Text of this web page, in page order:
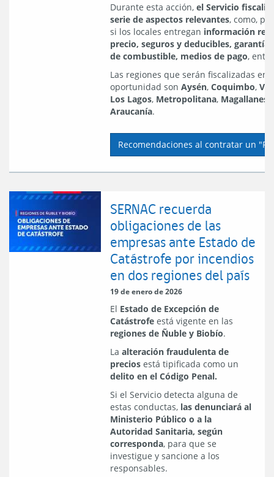
Durante esta acción, el Servicio
serie de aspectos relevantes, como,
si los locales entregan información
precio, seguros y deducibles,
de combustible, medios de pago,
Las regiones que serán fiscalizadas en
oportunidad son Aysén, Coquimbo,
Los Lagos, Metropolitana, Magallanes
Araucanía.
Recomendaciones al contratar un
SERNAC recuerda
obligaciones de las
empresas ante Estado de
Catástrofe por incendios
en dos regiones del país
19 de enero de 2026
El Estado de Excepción de
Catástrofe está vigente en las
regiones de Ñuble y Biobío.
La alteración fraudulenta de
precios está tipificada como un
delito en el Código Penal.
Si el Servicio detecta alguna de
estas conductas, las denunciará al
Ministerio Público o a la
Autoridad Sanitaria, según
corresponda, para que se
investigue y sancione a los
responsables.